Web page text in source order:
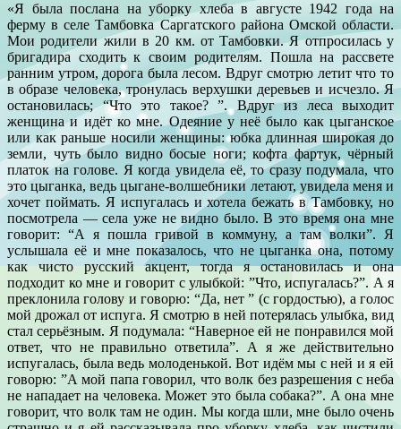
«Я была послана на уборку хлеба в августе 1942 года на
ферму в селе Тамбовка Саргатского района Омской области.
Мои родители жили в 20 км. от Тамбовки. Я отпросилась у
бригадира сходить к своим родителям. Пошла на рассвете
ранним утром, дорога была лесом. Вдруг смотрю летит что то
в образе человека, тронулась верхушки деревьев и исчезло. Я
остановилась; “Что это такое? ”. Вдруг из леса выходит
женщина и идёт ко мне. Одеяние у неё было как цыганское
или как раньше носили женщины: юбка длинная широкая до
земли, чуть было видно босые ноги; кофта фартук, чёрный
платок на голове. Я когда увидела её, то сразу подумала, что
это цыганка, ведь цыгане-волшебники летают, увидела меня и
хочет поймать. Я испугалась и хотела бежать в Тамбовку, но
посмотрела — села уже не видно было. В это время она мне
говорит: “А я пошла гривой в коммуну, а там волки”. Я
услышала её и мне показалось, что не цыганка она, потому
как чисто русский акцент, тогда я остановилась и она
подходит ко мне и говорит с улыбкой: ”Что, испугалась?”. А я
преклонила голову и говорю: “Да, нет ” (с гордостью), а голос
мой дрожал от испуга. Я смотрю в ней потерялась улыбка, вид
стал серьёзным. Я подумала: “Наверное ей не понравился мой
ответ, что не правильно ответила”. А я же действительно
испугалась, была ведь молоденькой. Вот идём мы с ней и я ей
говорю: ”А мой папа говорил, что волк без разрешения с неба
не нападает на человека. Может это была собака?”. А она мне
говорит, что волк там не один. Мы когда шли, мне было очень